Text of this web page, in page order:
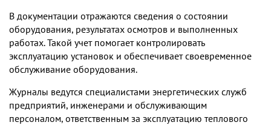
В документации отражаются сведения о состоянии
оборудования, результатах осмотров и выполненных
работах. Такой учет помогает контролировать
эксплуатацию установок и обеспечивает своевременное
обслуживание оборудования.
Журналы ведутся специалистами энергетических служб
предприятий, инженерами и обслуживающим
персоналом, ответственным за эксплуатацию теплового